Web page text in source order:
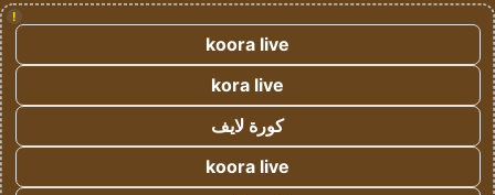
!
koora live
kora live
كورة لايف
koora live